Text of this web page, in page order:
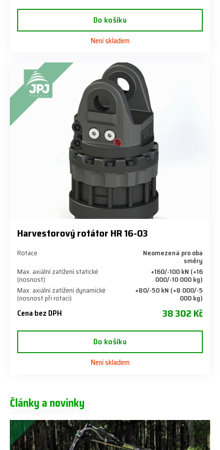
Do košíku
Není skladem
Harvestorový rotátor HR 16-03
Rotace Neomezená pro oba
směry
Max. axiální zatížení statické
(nosnost)
+160/-100 kN (+16
000/-10 000 kg)
Max. axiální zatížení dynamické
(nosnost při rotaci)
+80/-50 kN (+8 000/-5
000 kg)
Cena bez DPH 38 302 Kč
Do košíku
Není skladem
Články a novinky